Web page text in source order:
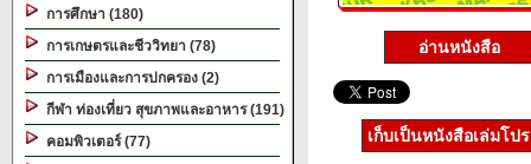
การศึกษา (180)
การเกษตรและชีววิทยา (78)
การเมืองและการปกครอง (2)
กีฬา ท่องเที่ยว สุขภาพและอาหาร (191)
คอมพิวเตอร์ (77)
อ่านหนังสือ
เก็บเป็นหนังสือเล่มโป